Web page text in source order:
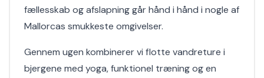
fællesskab og afslapning går hånd i hånd i nogle af
Mallorcas smukkeste omgivelser.
Gennem ugen kombinerer vi flotte vandreture i
bjergene med yoga, funktionel træning og en